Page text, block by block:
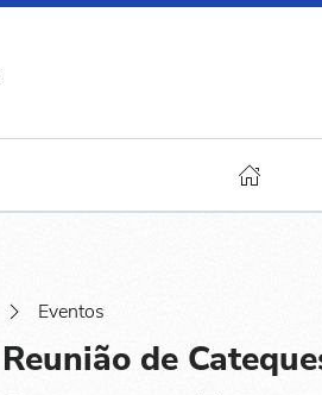
Eventos
Reunião de